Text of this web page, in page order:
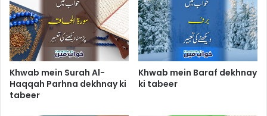
Khwab mein Surah Al-
Haqqah Parhna dekhnay ki
tabeer
Khwab mein Baraf dekhnay
ki tabeer